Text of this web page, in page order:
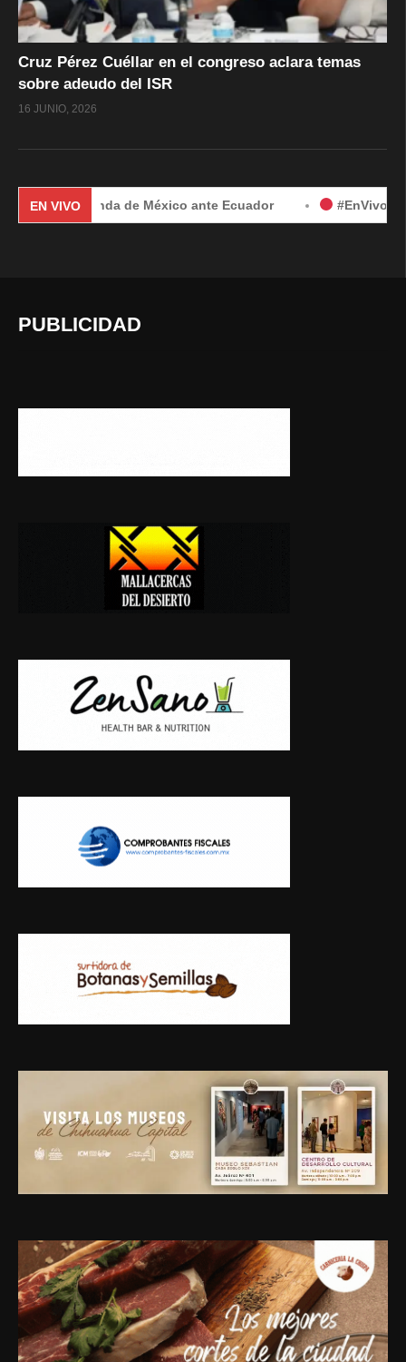
Cruz Pérez Cuéllar en el congreso aclara temas
sobre adeudo del ISR
16 JUNIO, 2026
EN VIVOde México ante Ecuador #EnVivo | Demanda
PUBLICIDAD